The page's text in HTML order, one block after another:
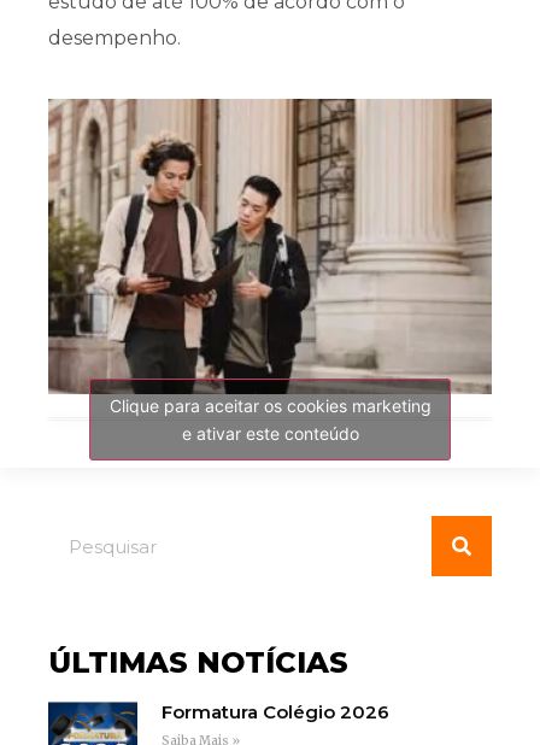
desempenho.
Clique para aceitar os cookies marketing
e ativar este conteúdo
ÚLTIMAS NOTÍCIAS
Formatura Colégio 2026
Saiba Mais »